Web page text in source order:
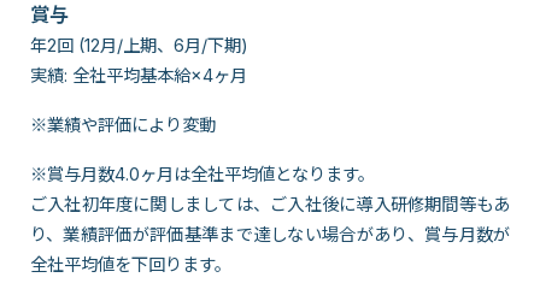
賞与
年2回 (12月/上期、6月/下期)
実績: 全社平均基本給×4ヶ月
※業績や評価により変動
※賞与月数4.0ヶ月は全社平均値となります。
ご入社初年度に関しましては、ご入社後に導入研修期間等もあ
り、業績評価が評価基準まで達しない場合があり、賞与月数が
全社平均値を下回ります。